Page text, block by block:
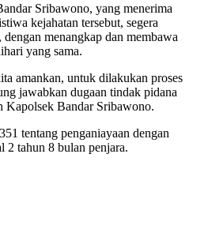
Sribawono, yang menerima
kejahatan tersebut, segera
menangkap dan membawa
yang sama.
amankan, untuk dilakukan proses
jawabkan dugaan tindak pidana
Kapolsek Bandar Sribawono.
tentang penganiayaan dengan
2 tahun 8 bulan penjara.